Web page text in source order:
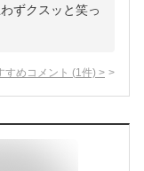
ずクスッと笑っ
すめコメント (1 件) >